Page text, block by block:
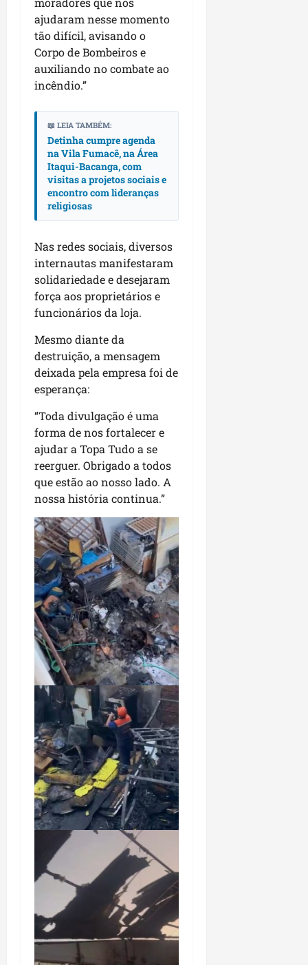
ajudaram nesse momento
tão difícil, avisando o
Corpo de Bombeiros e
auxiliando no combate ao
incêndio.”
📖 LEIA TAMBÉM:
Detinha cumpre agenda
na Vila Fumacê, na Área
Itaqui-Bacanga, com
visitas a projetos sociais e
encontro com lideranças
religiosas
Nas redes sociais, diversos
internautas manifestaram
solidariedade e desejaram
força aos proprietários e
funcionários da loja.
Mesmo diante da
destruição, a mensagem
deixada pela empresa foi de
esperança:
“Toda divulgação é uma
forma de nos fortalecer e
ajudar a Topa Tudo a se
reerguer. Obrigado a todos
que estão ao nosso lado. A
nossa história continua.”